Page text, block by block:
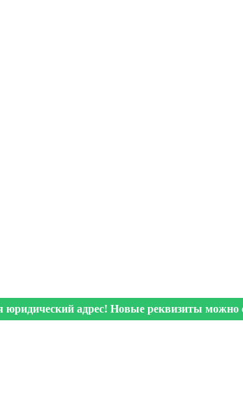
юридический адрес! Новые реквизиты можно